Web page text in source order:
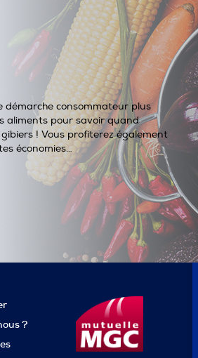
démarche consommateur plus
aliments pour savoir quand
! Vous profiterez également
économies…
?